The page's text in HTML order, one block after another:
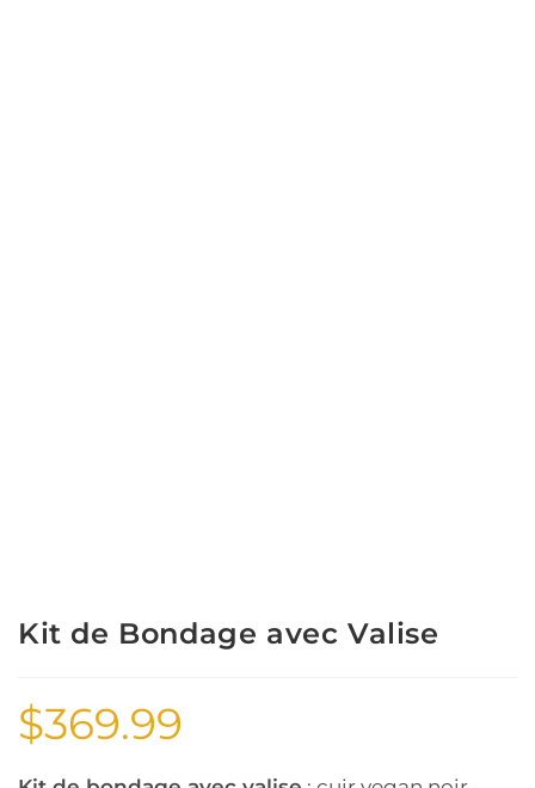
Kit de Bondage avec Valise
$369.99